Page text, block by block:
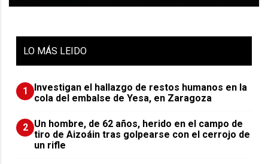
LO MÁS LEIDO
1
Investigan el hallazgo de restos humanos en la
cola del embalse de Yesa, en Zaragoza
2 Un hombre, de 62 años, herido en el campo de
tiro de Aizoáin tras golpearse con el cerrojo de
un rifle